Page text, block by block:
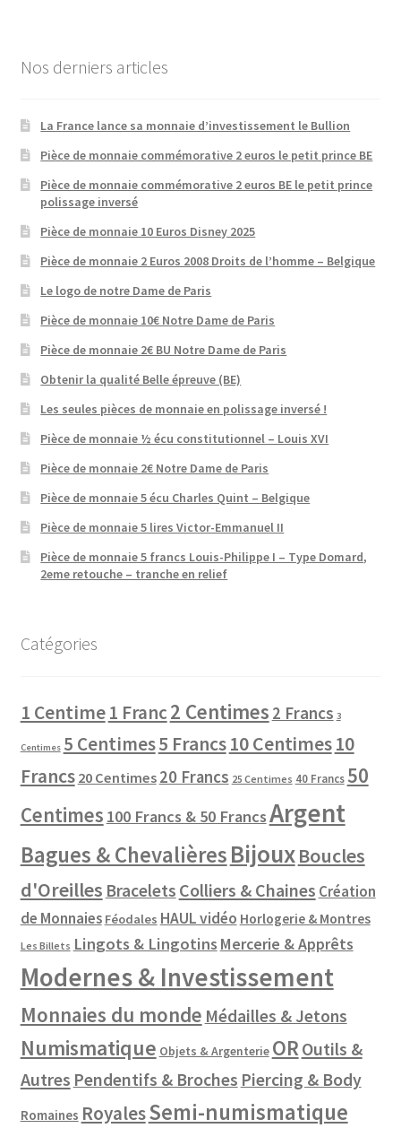
Nos derniers articles
La France lance sa monnaie d’investissement le Bullion
Pièce de monnaie commémorative 2 euros le petit prince BE
Pièce de monnaie commémorative 2 euros BE le petit prince
polissage inversé
Pièce de monnaie 10 Euros Disney 2025
Pièce de monnaie 2 Euros 2008 Droits de l’homme – Belgique
Le logo de notre Dame de Paris
Pièce de monnaie 10€ Notre Dame de Paris
Pièce de monnaie 2€ BU Notre Dame de Paris
Obtenir la qualité Belle épreuve (BE)
Les seules pièces de monnaie en polissage inversé !
Pièce de monnaie ½ écu constitutionnel – Louis XVI
Pièce de monnaie 2€ Notre Dame de Paris
Pièce de monnaie 5 écu Charles Quint – Belgique
Pièce de monnaie 5 lires Victor-Emmanuel II
Pièce de monnaie 5 francs Louis-Philippe I – Type Domard,
2eme retouche – tranche en relief
Catégories
1 Centime1 Franc2 Centimes 2 Francs 3
Centimes 5 Centimes5 Francs10 Centimes10
Francs 20 Centimes 20 Francs 25 Centimes 40 Francs 50
Centimes 100 Francs & 50 FrancsArgent
Bagues & ChevalièresBijouxBoucles
d'Oreilles Bracelets Colliers & Chaines Création
de Monnaies Féodales HAUL vidéo Horlogerie & Montres
Les Billets Lingots & Lingotins Mercerie & Apprêts
Modernes & Investissement
Monnaies du monde Médailles & Jetons
Numismatique Objets & Argenterie OR Outils &
Autres Pendentifs & Broches Piercing & Body
Romaines RoyalesSemi-numismatique